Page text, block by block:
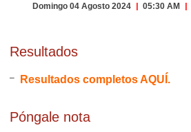
Domingo 04 Agosto 2024 | 05:30 AM |
Resultados
Resultados completos AQUÍ.
Póngale nota